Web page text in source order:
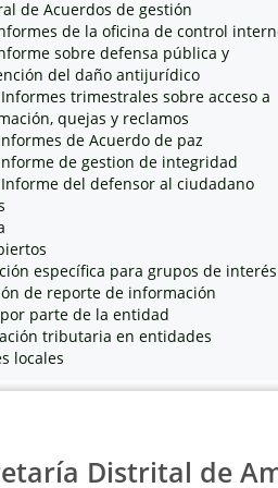
de Acuerdos de gestión
de la oficina de control
sobre defensa pública y
del daño antijurídico
trimestrales sobre acceso a
quejas y reclamos
de Acuerdo de paz
de gestion de integridad
del defensor al ciudadano
específica para grupos de interés
de reporte de información
parte de la entidad
tributaria en entidades
locales
Distrital de